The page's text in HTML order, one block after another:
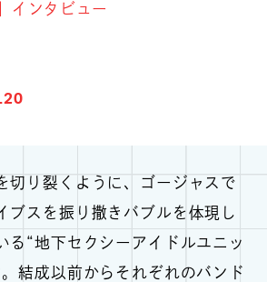
インタビュー
切り裂くように、ゴージャスで
ブスを振り撒きバブルを体現し
る“地下セクシーアイドルユニッ
。結成以前からそれぞれのバンド